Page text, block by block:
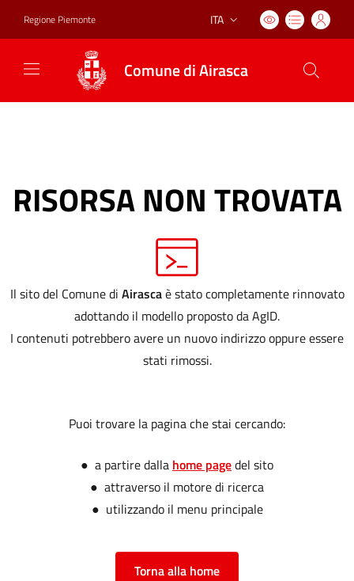
Regione Piemonte Lingua attiva:
ITA
Comune di Airasca
RISORSA NON TROVATA
Il sito del Comune di Airascaè stato completamente rinnovato
adottando il modello proposto da AgID.
I contenuti potrebbero avere un nuovo indirizzo oppure essere
stati rimossi.
Puoi trovare la pagina che stai cercando:
● a partire dalla home pagedel sito
● attraverso il motore di ricerca
● utilizzando il menu principale
Torna alla home